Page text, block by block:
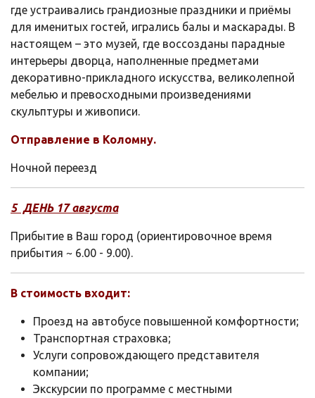
где устраивались грандиозные праздники и приёмы
для именитых гостей, игрались балы и маскарады. В
настоящем – это музей, где воссозданы парадные
интерьеры дворца, наполненные предметами
декоративно-прикладного искусства, великолепной
мебелью и превосходными произведениями
скульптуры и живописи.
Отправление в Коломну.
Ночной переезд
5 ДЕНЬ 17 августа
Прибытие в Ваш город (ориентировочное время
прибытия ~ 6.00 - 9.00).
В стоимость входит:
Проезд на автобусе повышенной комфортности;
Транспортная страховка;
Услуги сопровождающего представителя
компании;
Экскурсии по программе с местными